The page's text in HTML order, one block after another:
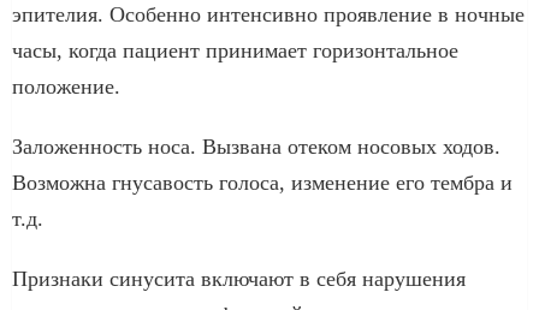
эпителия. Особенно интенсивно проявление в ночные
часы, когда пациент принимает горизонтальное
положение.
Заложенность носа. Вызвана отеком носовых ходов.
Возможна гнусавость голоса, изменение его тембра и
т.д.
Признаки синусита включают в себя нарушения